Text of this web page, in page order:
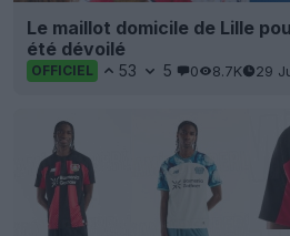
Le maillot domicile de Lille
été dévoilé
OFFICIEL 53 5 0 8.7K 29